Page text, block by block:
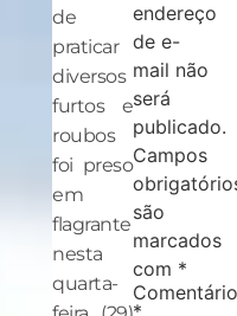
de
praticar
diversos
furtos e
roubos
foi preso
em
flagrante
nesta
quarta-
endereço
de e-
mail não
será
publicado.
Campos
são
marcados
com *
Comentário
*